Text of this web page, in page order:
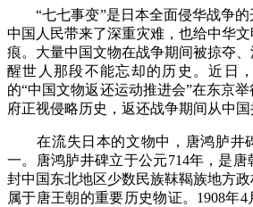
“七七事变”是日本全面侵华战争的
中国人民带来了深重灾难，也给中华
痕。大量中国文物在战争期间被掠夺
醒世人那段不能忘却的历史。近日
的“中国文物返还运动推进会”在东京
府正视侵略历史，返还战争期间从中国
在流失日本的文物中，唐鸿胪井
一。唐鸿胪井碑立于公元714年，是
封中国东北地区少数民族靺鞨族地方
属于唐王朝的重要历史物证。1908年